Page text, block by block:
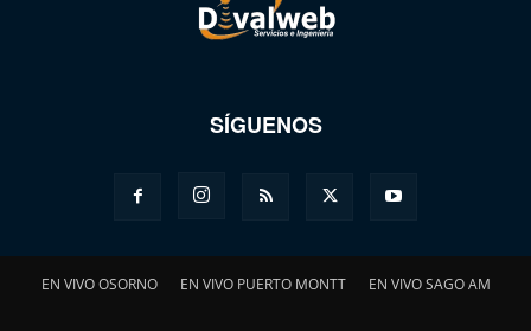
SÍGUENOS
EN VIVO OSORNO EN VIVO PUERTO MONTT EN VIVO SAGO AM